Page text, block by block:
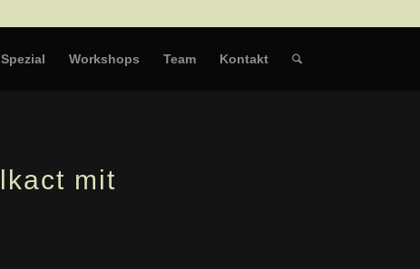
Workshops Team Kontakt
mit